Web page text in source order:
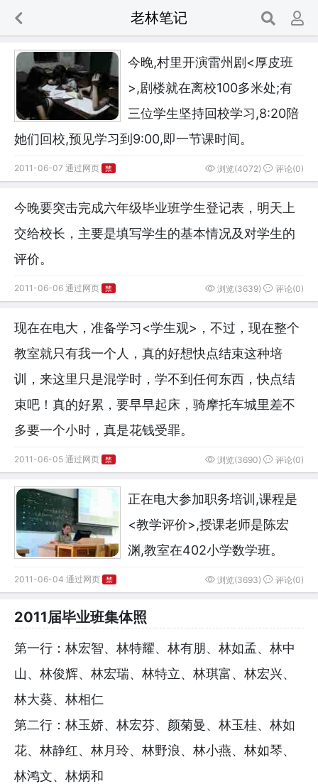
 老林笔记
今晚,村里开演雷州剧<厚皮班
>,剧楼就在离校100多米处;有
三位学生坚持回校学习,8:20陪
她们回校,预见学习到9:00,即一节课时间。
2011-06-07 通过网页 禁 浏览(4072) 评论(0)
今晚要突击完成六年级毕业班学生登记表，明天上
交给校长，主要是填写学生的基本情况及对学生的
评价。
2011-06-06 通过网页 禁 浏览(3639) 评论(0)
现在在电大，准备学习<学生观>，不过，现在整个
教室就只有我一个人，真的好想快点结束这种培
训，来这里只是混学时，学不到任何东西，快点结
束吧！真的好累，要早早起床，骑摩托车城里差不
多要一个小时，真是花钱受罪。
2011-06-05 通过网页 禁 浏览(3690) 评论(0)
正在电大参加职务培训,课程是
<教学评价>,授课老师是陈宏
渊,教室在402小学数学班。
2011-06-04 通过网页 禁 浏览(3693) 评论(0)
2011届毕业班集体照
第一行：林宏智、林特耀、林有朋、林如孟、林中
山、林俊辉、林宏瑞、林特立、林琪富、林宏兴、
林大葵、林相仁
第二行：林玉娇、林宏芬、颜菊曼、林玉桂、林如
花、林静红、林月玲、林野浪、林小燕、林如琴、
林鸿文、林炳和